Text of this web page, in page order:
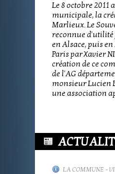
Le 8 octobre 2011
municipale, la
Marlieux. Le
reconnue d'utilité
en Alsace, puis en
Paris par Xavier
création de ce
de l'AG
monsieur Lucien
une association
LA COMMUNE-